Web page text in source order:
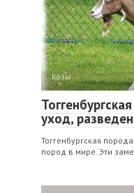
Козы
уход,
Тоггенбургская
пород в мире. Эти